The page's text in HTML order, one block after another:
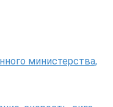
министерства,